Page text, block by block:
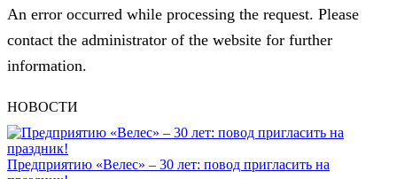
An error occurred while processing the request. Please
contact the administrator of the website for further
information.
НОВОСТИ
Предприятию «Велес» – 30 лет: повод пригласить на